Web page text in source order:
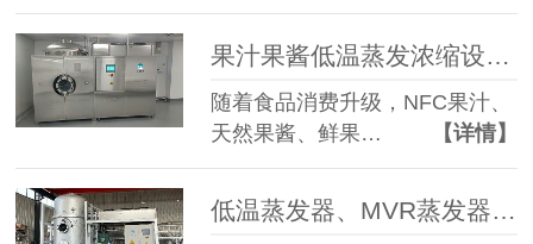
果汁果酱低温蒸发浓缩设备选型指南：六大核心因素全面解析
随着食品消费升级，NFC果汁、
天然果酱、鲜果…
【详情】
低温蒸发器、MVR蒸发器、三效蒸发器这么多蒸发器，到底该如何选择？